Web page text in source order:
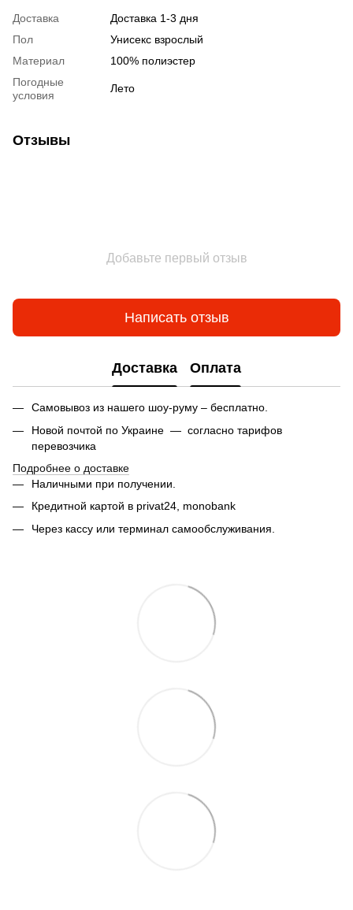
Доставка
Доставка 1-3 дня
Пол
Унисекс взрослый
Материал
100% полиэстер
Погодные
условия
Лето
Отзывы
Добавьте первый отзыв
Написать отзыв
Доставка Оплата
Самовывоз из нашего шоу-руму – бесплатно.
Новой почтой по Украине — согласно тарифов
перевозчика
Подробнее о доставке
Наличными при получении.
Кредитной картой в privat24, monobank
Через кассу или терминал самообслуживания.